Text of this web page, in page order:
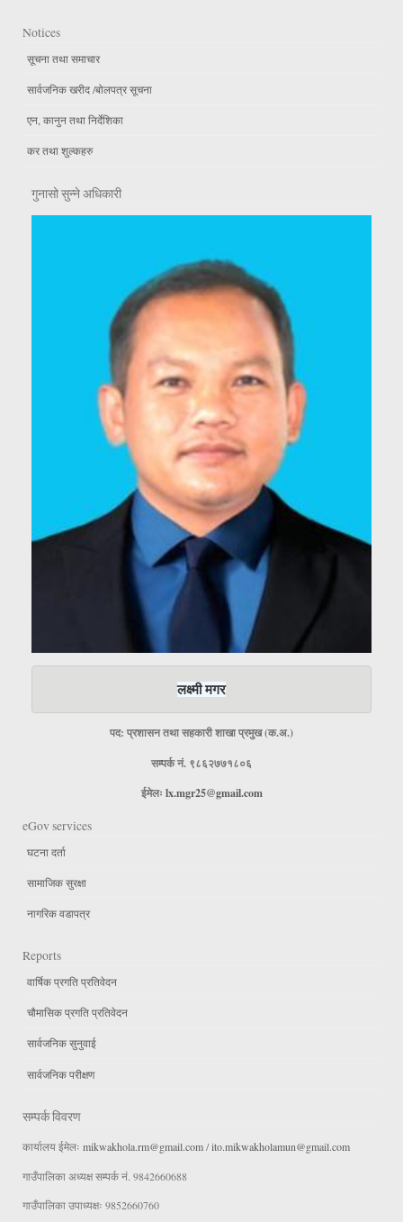
Notices
सूचना तथा समाचार
सार्वजनिक खरीद /बोलपत्र सूचना
एन, कानुन तथा निर्देशिका
कर तथा शुल्कहरु
गुनासो सुन्ने अधिकारी
लक्ष्मी मगर
पद: प्रशासन तथा सहकारी शाखा प्रमुख (क.अ.)
सम्पर्क नं. ९८६२७७१८०६
ईमेलः lx.mgr25@gmail.com
eGov services
घटना दर्ता
सामाजिक सुरक्षा
नागरिक वडापत्र
Reports
वार्षिक प्रगति प्रतिवेदन
चौमासिक प्रगति प्रतिवेदन
सार्वजनिक सुनुवाई
सार्वजनिक परीक्षण
सम्पर्क विवरण
कार्यालय ईमेलः mikwakhola.rm@gmail.com/ito.mikwakholamun@gmail.com
गाउँपालिका अध्यक्ष सम्पर्क नं. 9842660688
गाउँपालिका उपाध्यक्षः 9852660760